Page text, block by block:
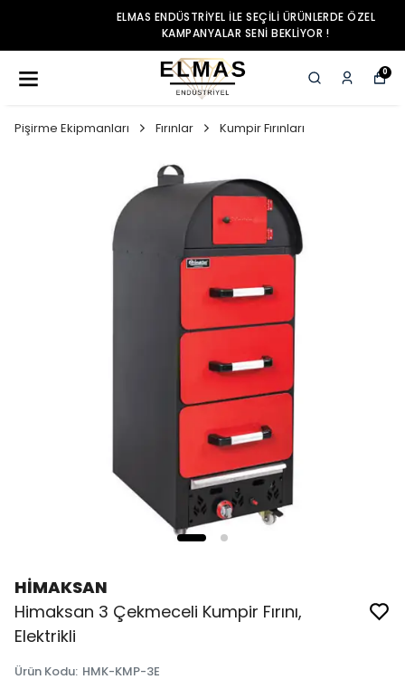
ELMAS ENDÜSTRIYEL ILE SEÇILI ÜRÜNLERDE ÖZEL
KAMPANYALAR SENI BEKLIYOR !
0
Pişirme Ekipmanları Fırınlar Kumpir Fırınları
HİMAKSAN
Himaksan 3 Çekmeceli Kumpir Fırını,
Elektrikli
Ürün Kodu: HMK-KMP-3E